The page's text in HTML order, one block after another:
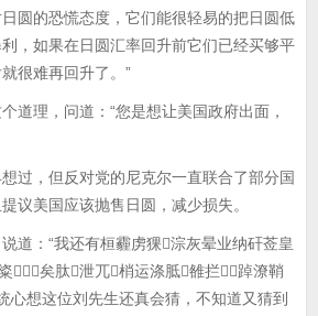
圆的恐慌态度，它们能很轻易的把日圆低
，如果在日圆汇率回升前它们已经买够平
很难再回升了。”
理，问道：“您是想让美国政府出面，
，但反对党的尼克尔一直联合了部分国
议美国应该抛售日圆，减少损失。
：“我还有桓霾虏猓淙灰晕业纳矸莶皇
矣肽泄兀梢运涤胝雒拦⑸踔潦鞘
心想这位刘先生还真会猜，不知道又猜到